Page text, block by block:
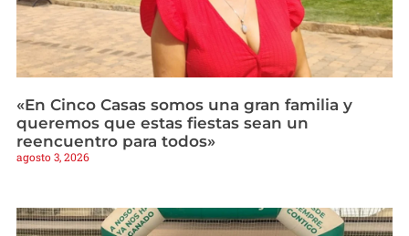
«En Cinco Casas somos una gran familia y
queremos que estas fiestas sean un
reencuentro para todos»
agosto 3, 2026